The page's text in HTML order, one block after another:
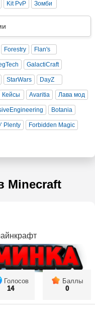
Kit PvP Зомби
Forestry Flan's
GalactiCraft
StarWars DayZ
Кейсы Avaritia Лава мод
Botania
Plenty Forbidden Magic
Minecraft
Голосов
14
Баллы
0